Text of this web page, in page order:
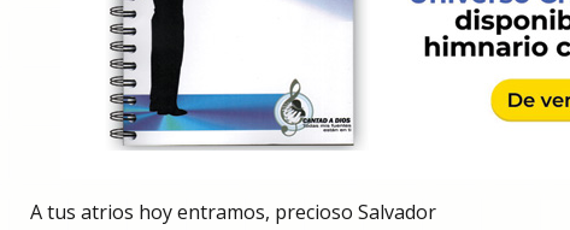
A tus atrios hoy entramos, precioso Salvador